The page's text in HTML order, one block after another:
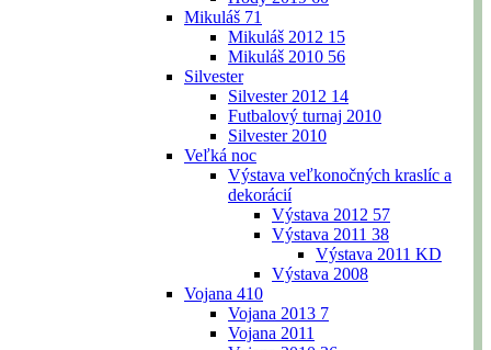
Mikuláš 71
Mikuláš 2012 15
Mikuláš 2010 56
Silvester
Silvester 2012 14
Futbalový turnaj 2010
Silvester 2010
Veľká noc
Výstava veľkonočných kraslíc a
dekorácií
Výstava 2012 57
Výstava 2011 38
Výstava 2011 KD
Výstava 2008
Vojana 410
Vojana 2013 7
Vojana 2011